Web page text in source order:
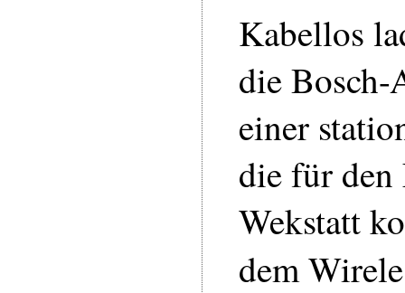
Kabellos
die
einer
die für den
Wekstatt
dem